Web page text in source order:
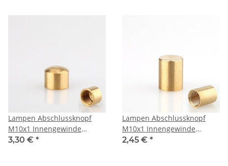
Lampen Abschlussknopf
M10x1 Innengewinde
12x10mm Messing roh
3,30 € *
Lampen Abschlussknopf
M10x1 Innengewinde
12x15mm Messing roh
2,45 € *